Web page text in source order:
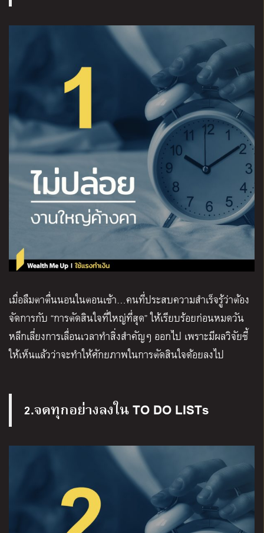
เมื่อลืมตาตื่นนอนในตอนเช้า…คนที่ประสบความสำเร็จรู้ว่าต้อง
จัดการกับ “การตัดสินใจที่ใหญ่ที่สุด” ให้เรียบร้อยก่อนหมดวัน
หลีกเลี่ยงการเลื่อนเวลาทำสิ่งสำคัญๆ ออกไป เพราะมีผลวิจัยชี้
ให้เห็นแล้วว่าจะทำให้ศักยภาพในการตัดสินใจด้อยลงไป
2.จดทุกอย่างลงใน TO DO LISTs